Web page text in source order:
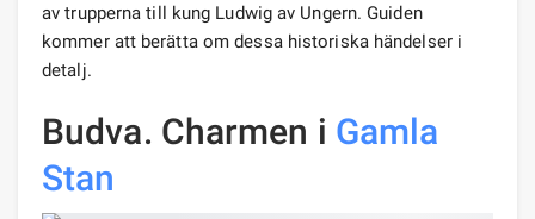
av trupperna till kung Ludwig av Ungern. Guiden
kommer att berätta om dessa historiska händelser i
detalj.
Budva. Charmen i Gamla
Stan